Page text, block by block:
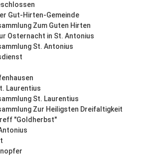
Gut-Hirten-Gemeinde
Zum Guten Hirten
Osternacht in St. Antonius
St. Antonius
Laurentius
St. Laurentius
Zur Heiligsten Dreifaltigkeit
"Goldherbst"